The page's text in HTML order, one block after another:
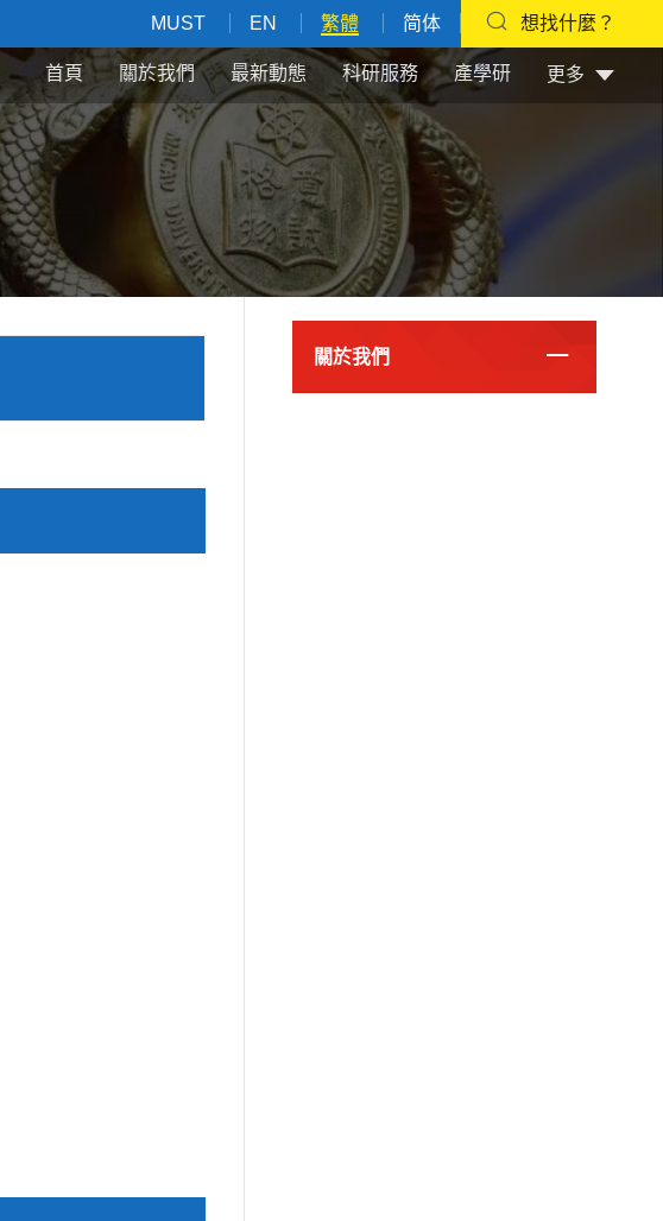
MUST EN 繁體 简体 想找什麼？
首頁 關於我們 最新動態 科研服務 產學研 更多
關於我們